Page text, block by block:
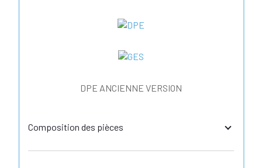
DPE ANCIENNE VERSION
Composition des pièces